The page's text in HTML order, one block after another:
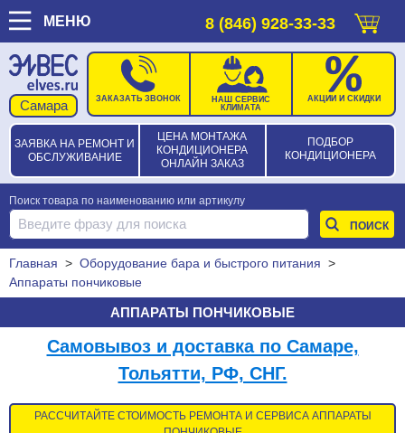
МЕНЮ 8 (846) 928-33-33
ЗАЯВКА НА РЕМОНТ И
ОБСЛУЖИВАНИЕ
ЦЕНА МОНТАЖА
КОНДИЦИОНЕРА
ОНЛАЙН ЗАКАЗ
ПОДБОР
КОНДИЦИОНЕРА
ЗАКАЗАТЬ ЗВОНОК
НАШ СЕРВИС
КЛИМАТА
АКЦИИ И СКИДКИ
Поиск товара по наименованию или артикулу
Главная > Оборудование бара и быстрого питания >
Аппараты пончиковые
АППАРАТЫ ПОНЧИКОВЫЕ
Самовывоз и доставка по Самаре,
Тольятти, РФ, СНГ.
РАССЧИТАЙТЕ СТОИМОСТЬ РЕМОНТА И СЕРВИСА АППАРАТЫ